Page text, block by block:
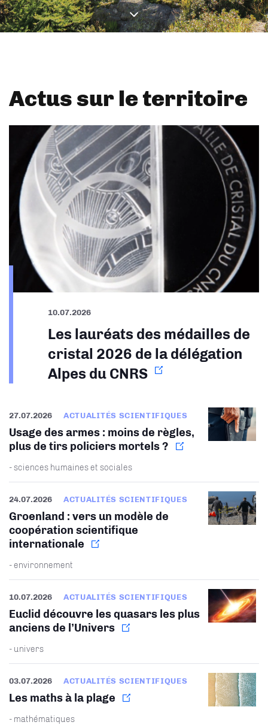
Actus sur le territoire
10.07.2026
Les lauréats des médailles de
cristal 2026 de la délégation
Alpes du CNRS
27.07.2026 ACTUALITÉS SCIENTIFIQUES
Usage des armes : moins de règles,
plus de tirs policiers mortels ?
- sciences humaines et sociales
24.07.2026 ACTUALITÉS SCIENTIFIQUES
Groenland : vers un modèle de
coopération scientifique
internationale
- environnement
10.07.2026 ACTUALITÉS SCIENTIFIQUES
Euclid découvre les quasars les plus
anciens de l’Univers
- univers
03.07.2026 ACTUALITÉS SCIENTIFIQUES
Les maths à la plage
- mathématiques